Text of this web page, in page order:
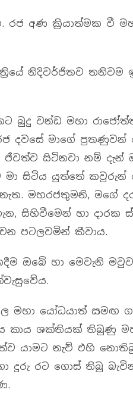
රජ අණ ක්‍රියාත්මක වී
නිදිවර්ජිතව තනිවම
බුදු වන්ඩ මහා
දවසේ මාගේ පුතණුවන්
ජීවත්ව සිටිනවා නම්
මා සිටිය යුත්තේ
නැත. මහරජතුමනි, මගේ
සිහිවීමෙන් හා දාරක
පටලවමින් කීවාය.
ඔබේ හා මෙවැනි
මහා යෝධයාත් සමඟ
කාය ශක්තියක් තිබුණු
යාමට නැව් එහි
දුරු රට ගොස් තිබු